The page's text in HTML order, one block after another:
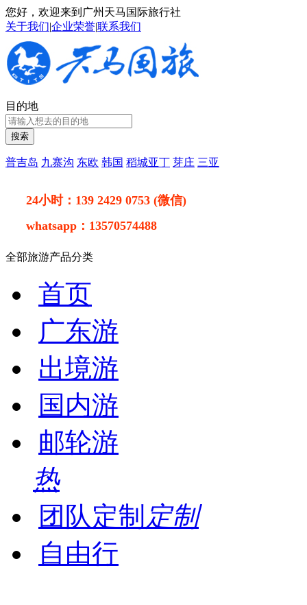
您好，欢迎来到广州天马国际旅行社
关于我们|企业荣誉|联系我们
目的地
搜索
普吉岛 九寨沟 东欧 韩国 稻城亚丁 芽庄 三亚
24小时： 139 2429 0753 (微信)
whatsapp： 13570574488
全部旅游产品分类
首页
广东游
出境游
国内游
邮轮游
热
团队定制 定制
自由行